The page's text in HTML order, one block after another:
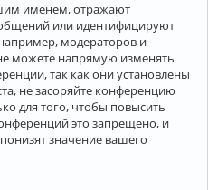
именем, отражают
или идентифицируют
модераторов и
можете напрямую изменять
так как они установлены
не засоряйте конференцию
для того, чтобы повысить
это запрещено, и
значение вашего